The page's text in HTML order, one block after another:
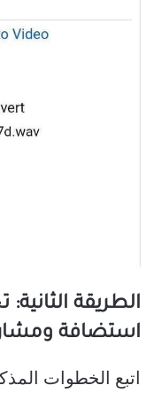
الطريقة
استضافة
اتبع الخطوات